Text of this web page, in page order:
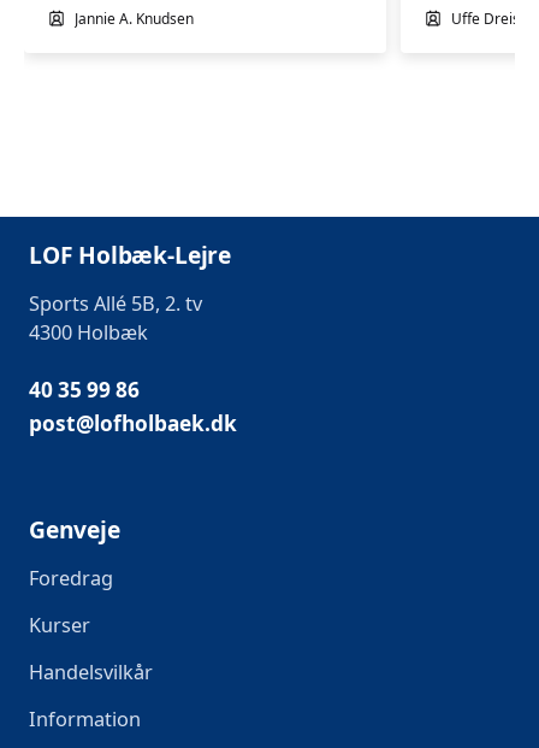
Jannie A. Knudsen
Uffe Dreiser
LOF Holbæk-Lejre
Sports Allé 5B, 2. tv
4300 Holbæk
40 35 99 86
post@lofholbaek.dk
Genveje
Foredrag
Kurser
Handelsvilkår
Information